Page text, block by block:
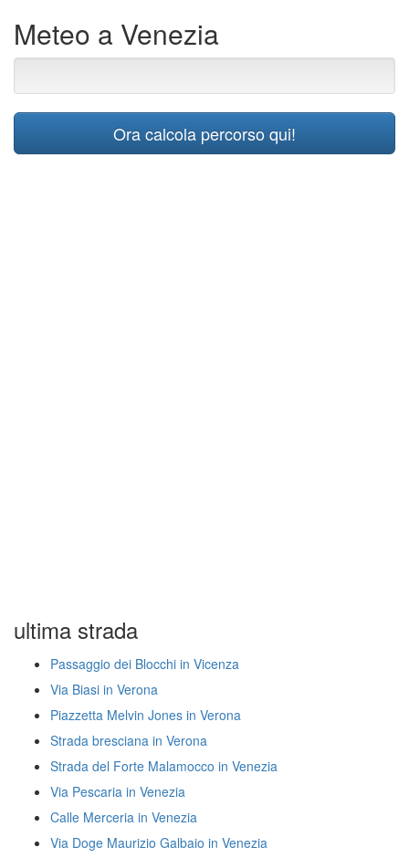
Meteo a Venezia
Ora calcola percorso qui!
ultima strada
Passaggio dei Blocchi in Vicenza
Via Biasi in Verona
Piazzetta Melvin Jones in Verona
Strada bresciana in Verona
Strada del Forte Malamocco in Venezia
Via Pescaria in Venezia
Calle Merceria in Venezia
Via Doge Maurizio Galbaio in Venezia